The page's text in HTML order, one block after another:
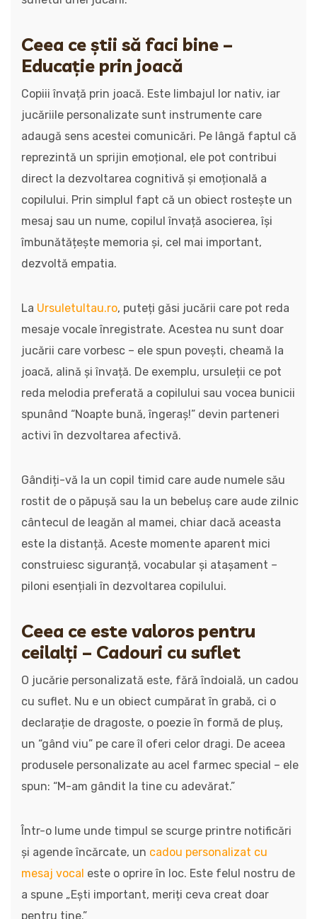
Ceea ce știi să faci bine –
Educație prin joacă
Copiii învață prin joacă. Este limbajul lor nativ, iar
jucăriile personalizate sunt instrumente care
adaugă sens acestei comunicări. Pe lângă faptul că
reprezintă un sprijin emoțional, ele pot contribui
direct la dezvoltarea cognitivă și emoțională a
copilului. Prin simplul fapt că un obiect rostește un
mesaj sau un nume, copilul învață asocierea, își
îmbunătățește memoria și, cel mai important,
dezvoltă empatia.
La Ursuletultau.ro, puteți găsi jucării care pot reda
mesaje vocale înregistrate. Acestea nu sunt doar
jucării care vorbesc – ele spun povești, cheamă la
joacă, alină și învață. De exemplu, ursuleții ce pot
reda melodia preferată a copilului sau vocea bunicii
spunând “Noapte bună, îngeraș!” devin parteneri
activi în dezvoltarea afectivă.
Gândiți-vă la un copil timid care aude numele său
rostit de o păpușă sau la un bebeluș care aude zilnic
cântecul de leagăn al mamei, chiar dacă aceasta
este la distanță. Aceste momente aparent mici
construiesc siguranță, vocabular și atașament –
piloni esențiali în dezvoltarea copilului.
Ceea ce este valoros pentru
ceilalți – Cadouri cu suflet
O jucărie personalizată este, fără îndoială, un cadou
cu suflet. Nu e un obiect cumpărat în grabă, ci o
declarație de dragoste, o poezie în formă de pluș,
un “gând viu” pe care îl oferi celor dragi. De aceea
produsele personalizate au acel farmec special – ele
spun: “M-am gândit la tine cu adevărat.”
Într-o lume unde timpul se scurge printre notificări
și agende încărcate, un cadou personalizat cu
mesaj vocal este o oprire în loc. Este felul nostru de
a spune „Ești important, meriți ceva creat doar
pentru tine.”